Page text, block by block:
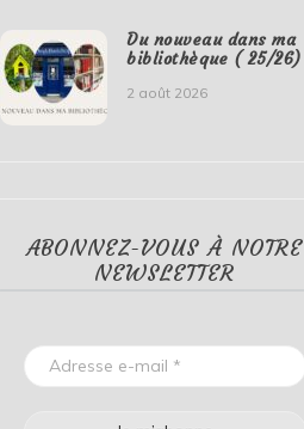
Du nouveau dans ma
bibliothèque ( 25/26)
2 août 2026
ABONNEZ-VOUS À NOTRE
NEWSLETTER